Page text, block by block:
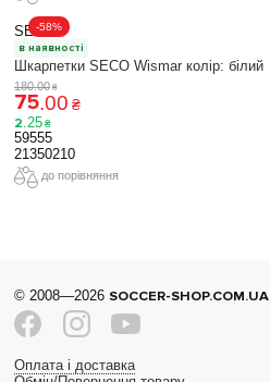
-58%
SECO
в наявності
Шкарпетки SECO Wismar колір: білий
180.00 ₴
75.00 ₴
2.25 ₴
59555
21350210
до порівняння
© 2008—2026 SOCCER-SHOP.COM.UA
Оплата і доставка